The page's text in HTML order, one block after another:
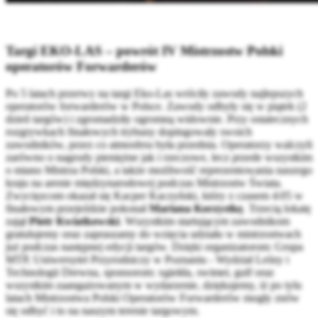
Targi EKO-LAS – powrót IV Mistrzostw Polski
operatorów Forwarderów
Po 5 latach przerwy na targi Eko-Las wróciły zawody najlepszych
operatorów forwarderów w Polsce. Zawody odbyły się w piątek (2
dzień targów) i zgromadziły ogromną widownie. Przy ostatecznych
rozgrywkach finałowych trybuny dopingowały swoich
zawodników, przez co atmosfera była przednia. Operatorzy walczyli
zarówno o nagrody pieniężne jak i rzeczowe, lecz przede wszystkim
o miano Mistrza Polski, a także możliwość reprezentowania naszego
kraju na arenie międzynarodowej podczas Mistrzostw Świata.
Zwycięzcom okazał się Kacper Kaczyński, który z czasem 4:05 w
finałowym przejeździe pokonał Mariana Korzystkę. Trzecią lokatę
zajął Piotr Kwiatkowski. Wszystkim startującym zawodnikom
gratulujemy oraz zapraszamy do wzięcia udziału w mistrzostwach
już podczas następnej edycji targów. Dzięki organizatorom: Grupa
MTP, Uniwersytet Przyrodniczy w Poznaniu - Wydział Leśny i
Technologii Drewna, sponsorom: xgiełda, swimer, gulf oraz
wszystkim zaangażowanym w wydarzenie, dziękujemy, iż po tylu
latach Mistrzostwa Polski Operatorów Forwarderów mogły znów
się odbyć i to na naszym terenie targowym.